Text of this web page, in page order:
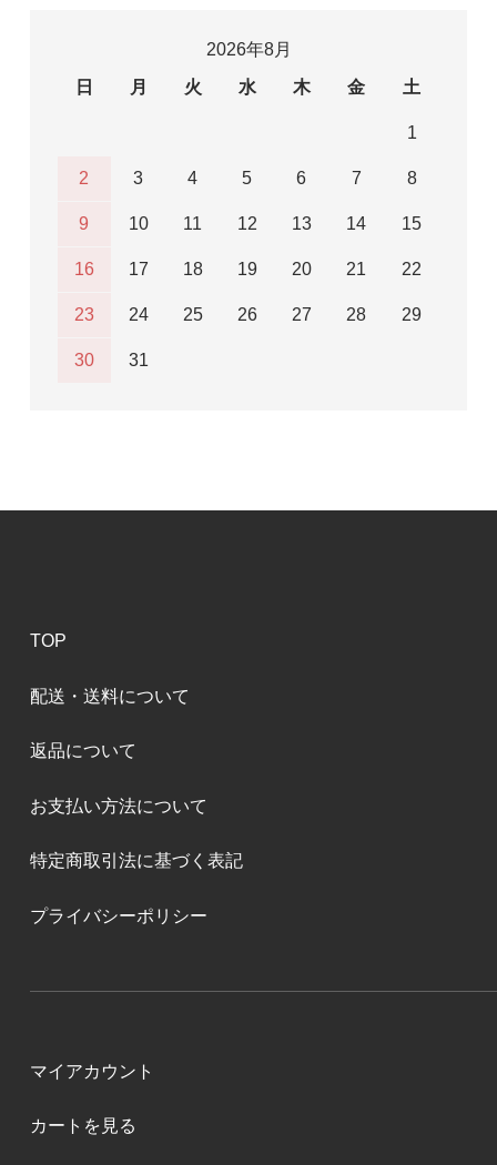
2026年8月
日
月 火 水 木 金 土
1
2 3 4 5 6 7 8
9 10 11 12 13 14 15
16 17 18 19 20 21 22
23 24 25 26 27 28 29
30 31
TOP
配送・送料について
返品について
お支払い方法について
特定商取引法に基づく表記
プライバシーポリシー
マイアカウント
カートを見る